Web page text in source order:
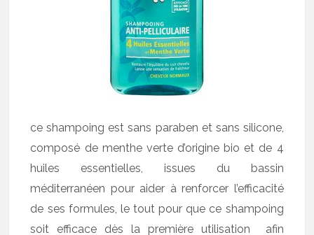
ce shampoing est sans paraben et sans silicone,
composé de menthe verte d’origine bio et de 4
huiles essentielles, issues du bassin
méditerranéen pour aider à renforcer l’efficacité
de ses formules, le tout pour que ce shampoing
soit efficace dès la première utilisation afin